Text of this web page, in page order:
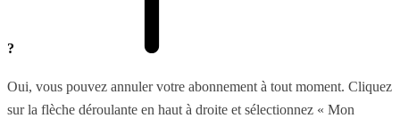
?
Oui, vous pouvez annuler votre abonnement à tout moment. Cliquez
sur la flèche déroulante en haut à droite et sélectionnez « Mon